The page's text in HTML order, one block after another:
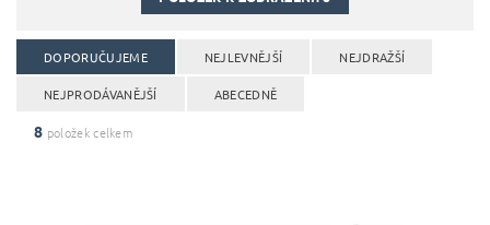
DOPORUČUJEME NEJLEVNĚJŠÍ NEJDRAŽŠÍ
NEJPRODÁVANĚJŠÍ ABECEDNĚ
8 položek celkem